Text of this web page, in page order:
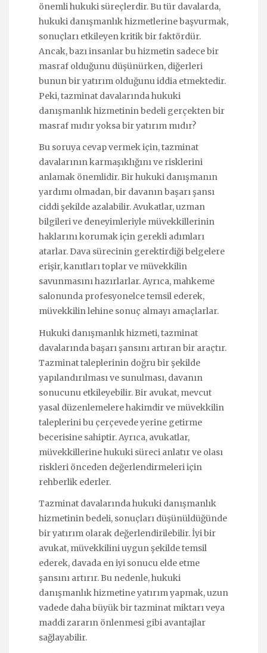
önemli hukuki süreçlerdir. Bu tür davalarda,
hukuki danışmanlık hizmetlerine başvurmak,
sonuçları etkileyen kritik bir faktördür.
Ancak, bazı insanlar bu hizmetin sadece bir
masraf olduğunu düşünürken, diğerleri
bunun bir yatırım olduğunu iddia etmektedir.
Peki, tazminat davalarında hukuki
danışmanlık hizmetinin bedeli gerçekten bir
masraf mıdır yoksa bir yatırım mıdır?
Bu soruya cevap vermek için, tazminat
davalarının karmaşıklığını ve risklerini
anlamak önemlidir. Bir hukuki danışmanın
yardımı olmadan, bir davanın başarı şansı
ciddi şekilde azalabilir. Avukatlar, uzman
bilgileri ve deneyimleriyle müvekkillerinin
haklarını korumak için gerekli adımları
atarlar. Dava sürecinin gerektirdiği belgelere
erişir, kanıtları toplar ve müvekkilin
savunmasını hazırlarlar. Ayrıca, mahkeme
salonunda profesyonelce temsil ederek,
müvekkilin lehine sonuç almayı amaçlarlar.
Hukuki danışmanlık hizmeti, tazminat
davalarında başarı şansını artıran bir araçtır.
Tazminat taleplerinin doğru bir şekilde
yapılandırılması ve sunulması, davanın
sonucunu etkileyebilir. Bir avukat, mevcut
yasal düzenlemelere hakimdir ve müvekkilin
taleplerini bu çerçevede yerine getirme
becerisine sahiptir. Ayrıca, avukatlar,
müvekkillerine hukuki süreci anlatır ve olası
riskleri önceden değerlendirmeleri için
rehberlik ederler.
Tazminat davalarında hukuki danışmanlık
hizmetinin bedeli, sonuçları düşünüldüğünde
bir yatırım olarak değerlendirilebilir. İyi bir
avukat, müvekkilini uygun şekilde temsil
ederek, davada en iyi sonucu elde etme
şansını artırır. Bu nedenle, hukuki
danışmanlık hizmetine yatırım yapmak, uzun
vadede daha büyük bir tazminat miktarı veya
maddi zararın önlenmesi gibi avantajlar
sağlayabilir.